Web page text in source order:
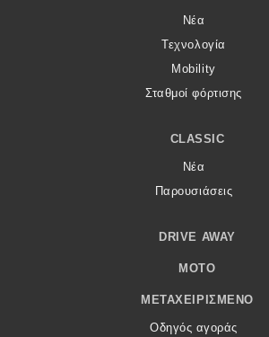
Νέα
Τεχνολογία
Mobility
Σταθμοί φόρτισης
CLASSIC
Νέα
Παρουσιάσεις
DRIVE AWAY
MOTO
ΜΕΤΑΧΕΙΡΙΣΜΈΝΟ
Οδηγός αγοράς